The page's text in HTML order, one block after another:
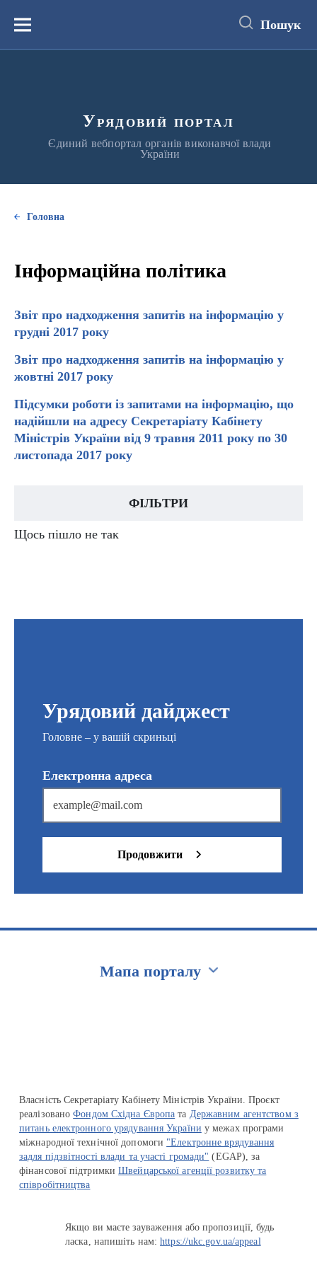
вмістуМеню Пошук
Урядовий портал
Єдиний вебпортал органів виконавчої влади
України
Головна
Інформаційна політика
Звіт про надходження запитів на інформацію у
грудні 2017 року
Звіт про надходження запитів на інформацію у
жовтні 2017 року
Підсумки роботи із запитами на інформацію, що
надійшли на адресу Секретаріату Кабінету
Міністрів України від 9 травня 2011 року по 30
листопада 2017 року
ФІЛЬТРИ
Щось пішло не так
Урядовий дайджест
Головне – у вашій скриньці
Електронна адреса
Продовжити
Мапа порталу
Власність Секретаріату Кабінету Міністрів України. Проєкт
реалізованоФондом Східна Європа та Державним агентством з
питань електронного урядування України у межах програми
міжнародної технічної допомоги "Електронне врядування
задля підзвітності влади та участі громади" (EGAP), за
фінансової підтримкиШвейцарської агенції розвитку та
співробітництва
Якщо ви маєте зауваження або пропозиції, будь
ласка, напишіть нам:https://ukc.gov.ua/appeal